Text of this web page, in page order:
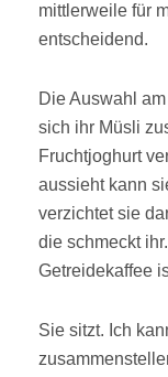
mittlerweile für
entscheidend.
Die Auswahl
sich ihr Müsli
Fruchtjoghurt
aussieht kann
verzichtet sie
die schmeckt
Getreidekaffee
Sie sitzt. Ich